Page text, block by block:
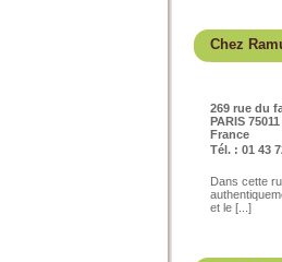
Chez
269 rue du
PARIS 75011
France
Tél. : 01 43
Dans cette
et le [...]